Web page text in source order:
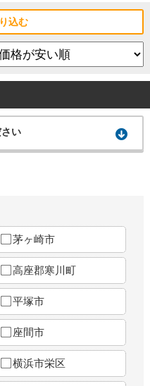
込む
い
茅ヶ崎市
高座郡寒川町
平塚市
座間市
横浜市栄区